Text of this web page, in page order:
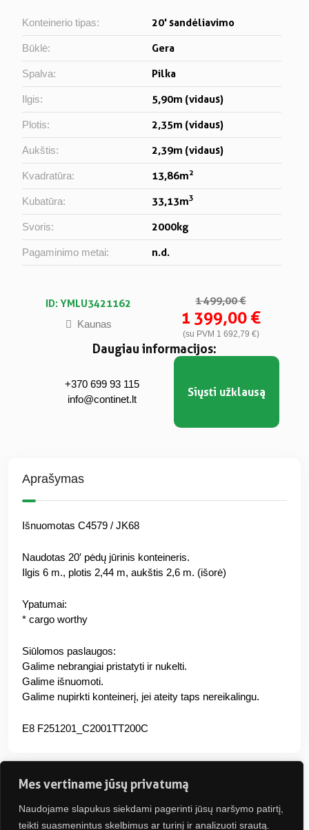
Mes vertiname jūsų privatumą
Naudojame slapukus siekdami pagerinti jūsų naršymo patirtį,
teikti suasmenintus skelbimus ar turinį ir analizuoti srautą.
Konteinerio tipas: 20' sandėliavimo
Būklė: Gera
Spalva: Pilka
Ilgis: 5,90m (vidaus)
Plotis: 2,35m (vidaus)
Aukštis: 2,39m (vidaus)
Kvadratūra: 13,86m2
Kubatūra: 33,13m3
Svoris: 2000kg
Pagaminimo metai: n.d.
ID: YMLU3421162
Kaunas
1 499,00 €
1 399,00 €
(su PVM 1 692,79 €)
Daugiau informacijos:
+370 699 93 115
info@continet.lt
Siųsti užklausą
Aprašymas
Išnuomotas C4579 / JK68
Naudotas 20′ pėdų jūrinis konteineris.
Ilgis 6 m., plotis 2,44 m, aukštis 2,6 m. (išorė)
Ypatumai:
* cargo worthy
Siūlomos paslaugos:
Galime nebrangiai pristatyti ir nukelti.
Galime išnuomoti.
Galime nupirkti konteinerį, jei ateity taps nereikalingu.
E8 F251201_C2001TT200C
Jus gali sudominti